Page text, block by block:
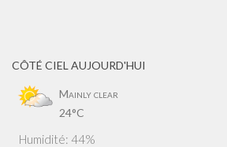
CÔTÉ CIEL AUJOURD'HUI
Mainly clear
24°C
Humidité: 44%